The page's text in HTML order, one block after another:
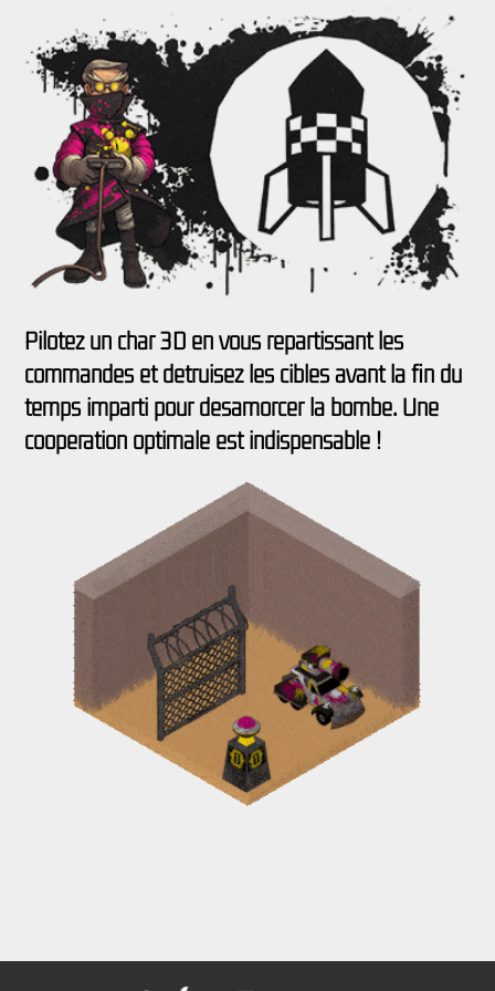
Pilotez un char 3D en vous répartissant les
commandes et détruisez les cibles avant la fin du
temps imparti pour désamorcer la bombe. Une
coopération optimale est indispensable !